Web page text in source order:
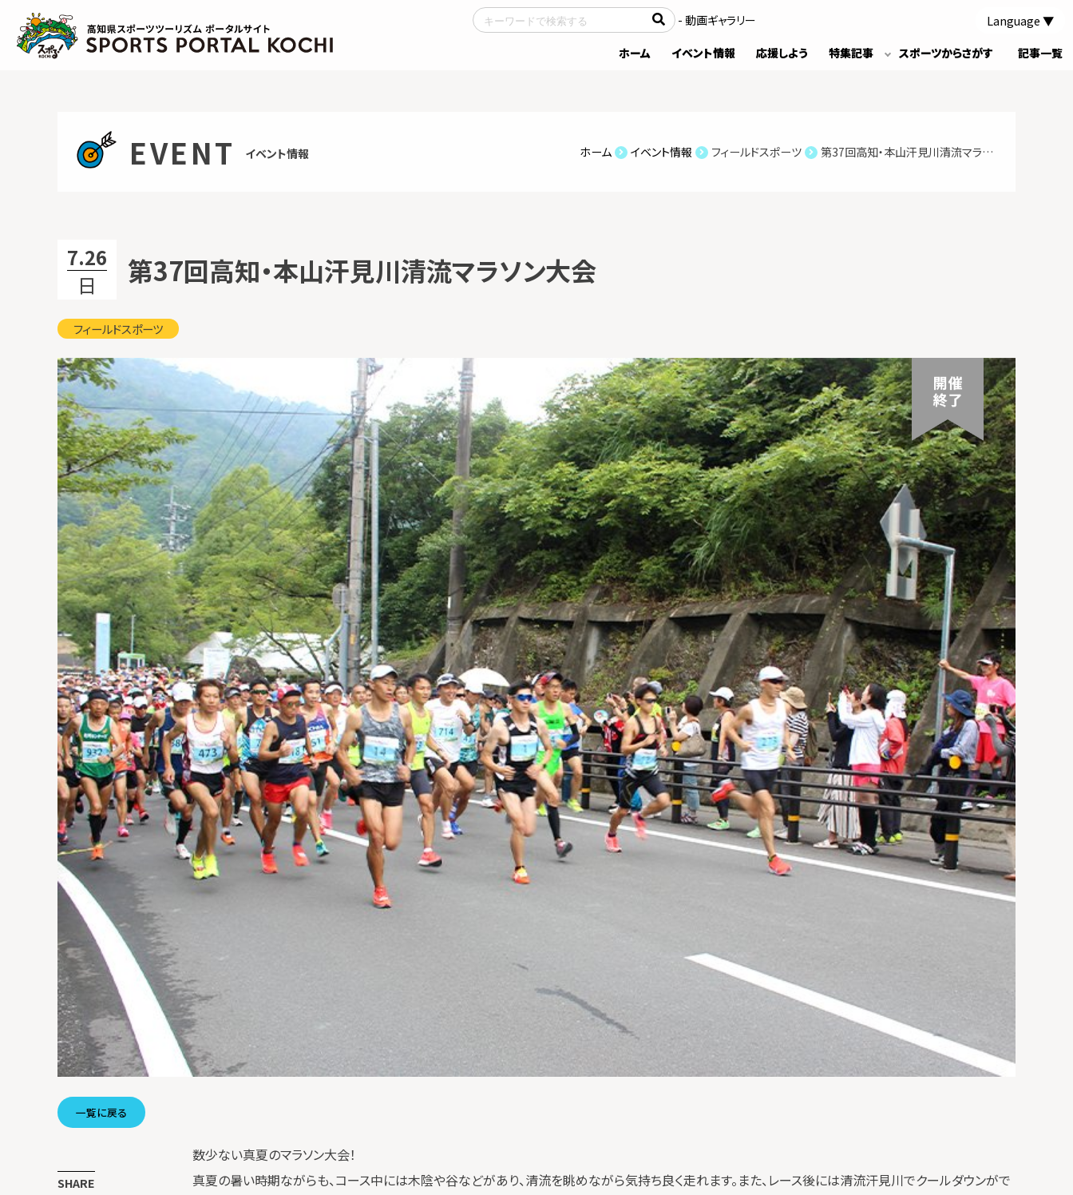
content
- サイトについて - 動画ギャラリー Language
ホーム イベント情報 応援しよう 特集記事 スポーツからさがす 記事一覧
EVENT イベント情報 ホーム イベント情報 フィールドスポーツ 第37回高知・本山汗見川清流マラソン大会
7.26
日
第37回高知・本山汗見川清流マラソン大会
フィールドスポーツ
一覧に戻る
SHARE
数少ない真夏のマラソン大会！
真夏の暑い時期ながらも、コース中には木陰や谷などがあり、清流を眺めながら気持ち良く走れます。また、レース後には清流汗見川でクールダウンがで